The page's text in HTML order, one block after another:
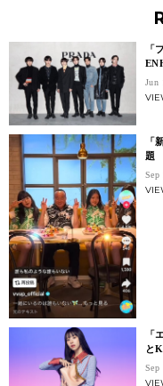
「
Jun
「
題
ア
Sep
「
と
Sep